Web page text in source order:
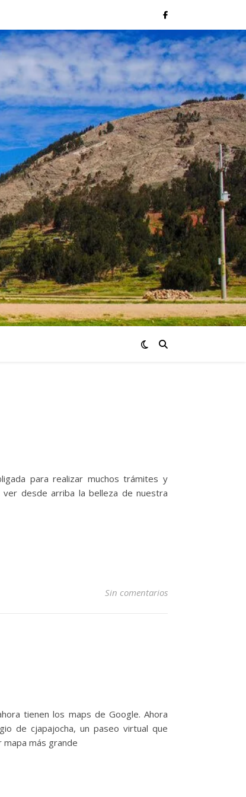
para realizar muchos trámites y
ver desde arriba la belleza de nuestra
Sin comentarios
tienen los maps de Google. Ahora
de cjapajocha, un paseo virtual que
más grande